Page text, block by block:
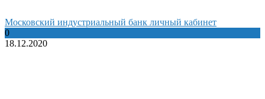
Московский индустриальный банк личный кабинет
0
18.12.2020